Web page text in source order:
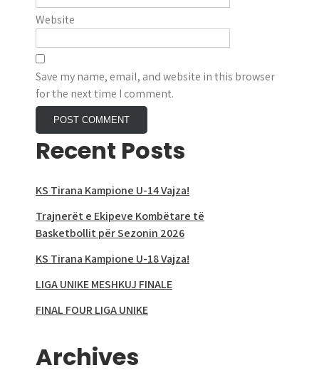
Website
Save my name, email, and website in this browser
for the next time I comment.
Recent Posts
KS Tirana Kampione U-14 Vajza!
Trajnerët e Ekipeve Kombëtare të
Basketbollit për Sezonin 2026
KS Tirana Kampione U-18 Vajza!
LIGA UNIKE MESHKUJ FINALE
FINAL FOUR LIGA UNIKE
Archives